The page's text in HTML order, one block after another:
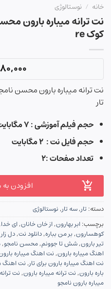
خانه / نوستالوژی
نت ترانه میباره بارون
کوک re
80,000
نت ترانه میباره بارون محسن
تار
حجم فیلم آموزشی : ۷ مگابایت
حجم فایل نت : ۲ مگابایت
تعداد صفحات :۲
افزودن
دسته:تار,سه تار,نوستالوژی
برچسب: ابر بهارون,از خان خانان,ای خدا
کوهسارون,بر من بباره,دانلود نت,دل
تیر بارون,شش تا جوونم,محسن نامجو,
اهنگ میباره بارون,نت اهنگ میباره بارون
نت اهنگ میباره بارون برای تار,نت اهنگ
باره بارون,نت ترانه میباره بارون,نت
میباره بارون نامجو